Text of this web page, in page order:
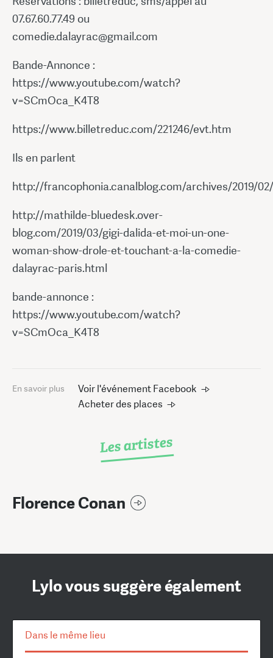
07.67.60.77.49 ou
comedie.dalayrac@gmail.com
Bande-Annonce :
https://www.youtube.com/watch?
v=SCmOca_K4T8
https://www.billetreduc.com/221246/evt.htm
Ils en parlent
http://francophonia.canalblog.com/archives/2019/
http://mathilde-bluedesk.over-
blog.com/2019/03/gigi-dalida-et-moi-un-one-
woman-show-drole-et-touchant-a-la-comedie-
dalayrac-paris.html
bande-annonce :
https://www.youtube.com/watch?
v=SCmOca_K4T8
En savoir plus
Voir l'événement Facebook
Acheter des places
Les artistes
Florence Conan
Lylo vous suggère également
Dans le même lieu